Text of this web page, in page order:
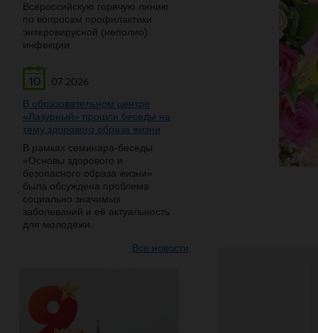
Всероссийскую горячую линию
по вопросам профилактики
энтеровирусной (неполио)
инфекции.
10
07.2026
В образовательном центре
«Лазурный» прошли беседы на
тему здорового образа жизни
В рамках семинара-беседы
«Основы здорового и
безопасного образа жизни»
была обсуждена проблема
социально значимых
заболеваний и её актуальность
для молодежи.
Все новости